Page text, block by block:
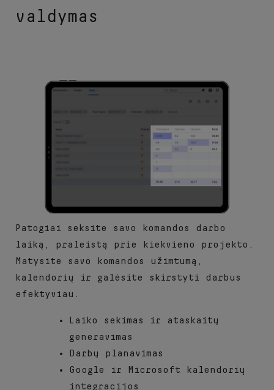
valdymas
Patogiai seksite savo komandos darbo
laiką, praleistą prie kiekvieno projekto.
Matysite savo komandos užimtumą,
kalendorių ir galėsite skirstyti darbus
efektyviau.
Laiko sekimas ir ataskaitų
generavimas
Darbų planavimas
Google ir Microsoft kalendorių
integracijos